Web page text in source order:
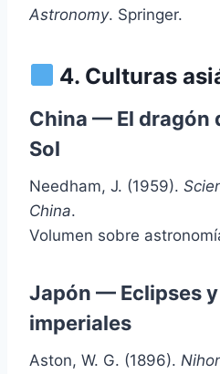
Astronomy. Springer.
4. Culturas
China — El dragón
Sol
Needham, J. (1959).
China.
Volumen sobre
Japón — Eclipses
imperiales
Aston, W. G. (1896).